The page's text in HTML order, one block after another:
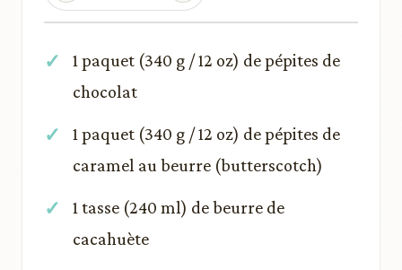
1 paquet (340 g / 12 oz) de pépites de
chocolat
1 paquet (340 g / 12 oz) de pépites de
caramel au beurre (butterscotch)
1 tasse (240 ml) de beurre de
cacahuète